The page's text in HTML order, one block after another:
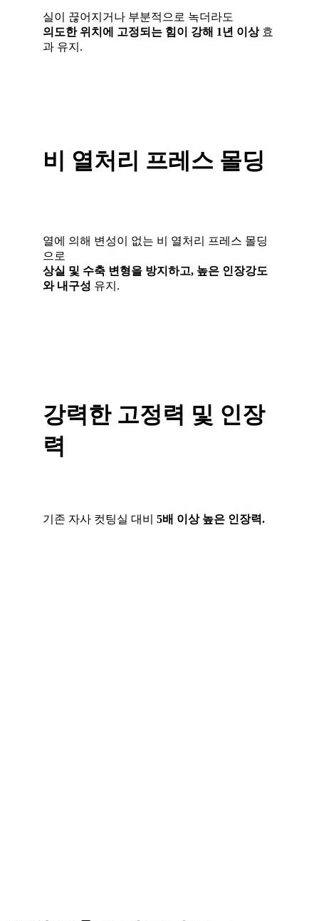
실이 끊어지거나 부분적으로 녹더라도
의도한 위치에 고정되는 힘이 강해 1년 이상 효
과 유지.
비 열처리 프레스 몰딩
열에 의해 변성이 없는 비 열처리 프레스 몰딩
으로
상실 및 수축 변형을 방지하고, 높은 인장강도
와 내구성 유지.
강력한 고정력 및 인장
력
기존 자사 컷팅실 대비 5배 이상 높은 인장력.